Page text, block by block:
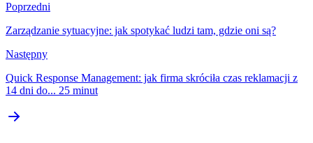
Poprzedni
Zarządzanie sytuacyjne: jak spotykać ludzi tam, gdzie oni są?
Następny
Quick Response Management: jak firma skróciła czas reklamacji z
14 dni do... 25 minut